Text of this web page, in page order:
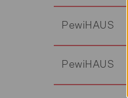
PewiHAUS
PewiHAUS